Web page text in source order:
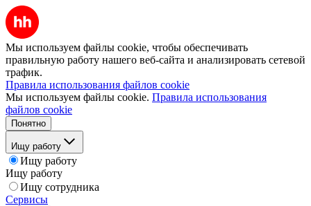
Мы используем файлы cookie, чтобы обеспечивать
правильную работу нашего веб-сайта и анализировать сетевой
трафик.
Правила использования файлов cookie
Мы используем файлы cookie. Правила использования
файлов cookie
Понятно
Ищу работу
Ищу работу
Ищу работу
Ищу сотрудника
Сервисы